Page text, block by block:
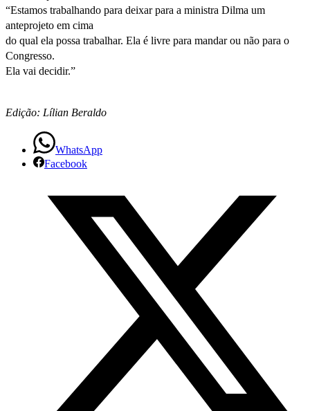
“Estamos trabalhando para deixar para a ministra Dilma um
anteprojeto em cima
do qual ela possa trabalhar. Ela é livre para mandar ou não para o
Congresso.
Ela vai decidir.”
Edição: Lílian Beraldo
WhatsApp
Facebook